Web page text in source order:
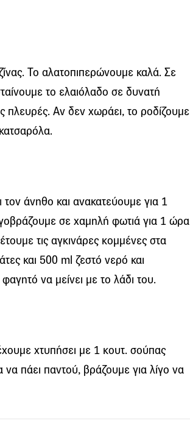
Το αλατοπιπερώνουμε καλά. Σε
το ελαιόλαδο σε δυνατή
πλευρές. Αν δεν χωράει, το ροδίζουμε
άνηθο και ανακατεύουμε για 1
σε χαμηλή φωτιά για 1 ώρα
τις αγκινάρες κομμένες στα
και 500 ml ζεστό νερό και
να μείνει με το λάδι του.
χτυπήσει με 1 κουτ. σούπας
πάει παντού, βράζουμε για λίγο να